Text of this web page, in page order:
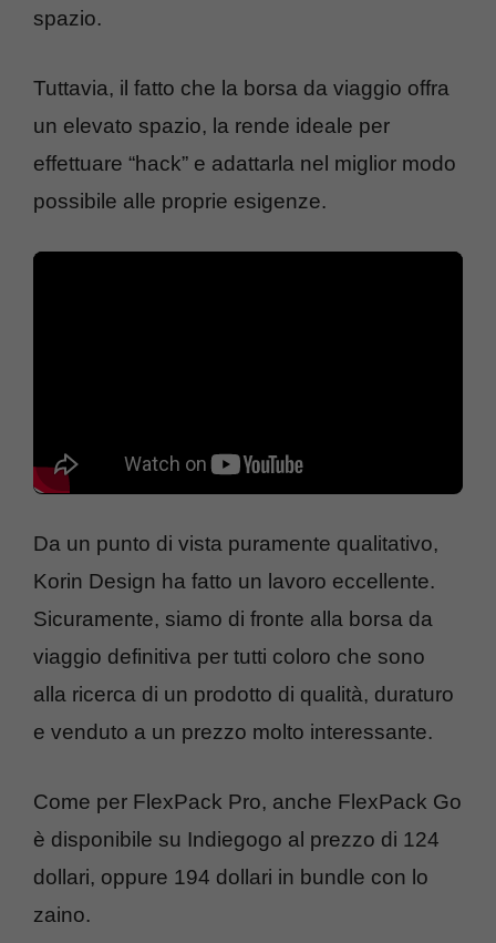
spazio.
Tuttavia, il fatto che la borsa da viaggio offra
un elevato spazio, la rende ideale per
effettuare “hack” e adattarla nel miglior modo
possibile alle proprie esigenze.
Da un punto di vista puramente qualitativo,
Korin Design ha fatto un lavoro eccellente.
Sicuramente, siamo di fronte alla borsa da
viaggio definitiva per tutti coloro che sono
alla ricerca di un prodotto di qualità, duraturo
e venduto a un prezzo molto interessante.
Come per FlexPack Pro, anche FlexPack Go
è disponibile su Indiegogo al prezzo di 124
dollari, oppure 194 dollari in bundle con lo
zaino.